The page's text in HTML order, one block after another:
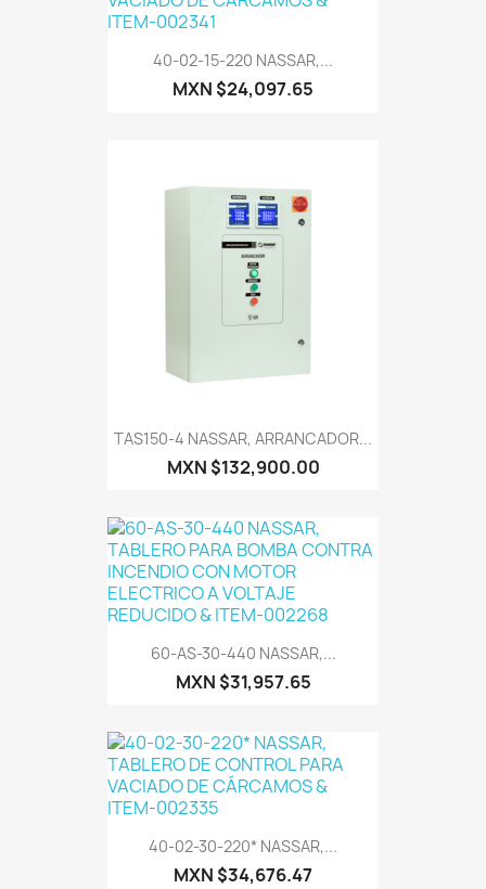
40-02-15-220 NASSAR,...
MXN $24,097.65
TAS150-4 NASSAR, ARRANCADOR...
MXN $132,900.00
60-AS-30-440 NASSAR,...
MXN $31,957.65
40-02-30-220* NASSAR,...
MXN $34,676.47